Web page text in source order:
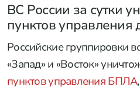
ВС России за сутки
пунктов
Российские группировки
«Запад» и «Восток»
пунктов управления БПЛА